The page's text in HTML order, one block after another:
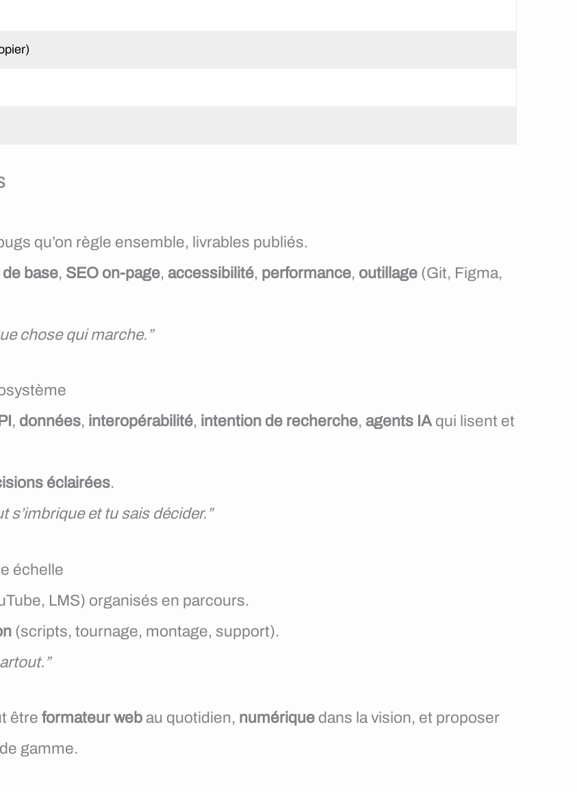
qu’on règle ensemble, livrables publiés.
base, SEO on-page,accessibilité, performance, outillage (Git, Figma,
chose qui marche.”
, données, interopérabilité, intention de recherche,agents IAqui lisent et
éclairées.
s’imbrique et tu sais décider.”
échelle
LMS) organisés en parcours.
(scripts, tournage, montage, support).
êtreformateur web au quotidien, numérique dans la vision, et proposer
gamme.